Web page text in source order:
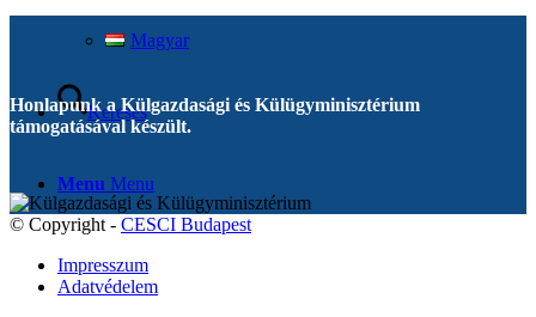
Magyar
Keresés
Menu Menu
Honlapunk a Külgazdasági és Külügyminisztérium
támogatásával készült.
© Copyright - CESCI Budapest
Impresszum
Adatvédelem